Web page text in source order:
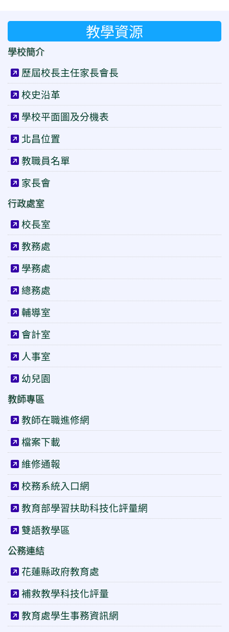
教學資源
學校簡介
歷屆校長主任家長會長
校史沿革
學校平面圖及分機表
北昌位置
教職員名單
家長會
行政處室
校長室
教務處
學務處
總務處
輔導室
會計室
人事室
幼兒園
教師專區
教師在職進修網
檔案下載
維修通報
校務系統入口網
教育部學習扶助科技化評量網
雙語教學區
公務連結
花蓮縣政府教育處
補救教學科技化評量
教育處學生事務資訊網